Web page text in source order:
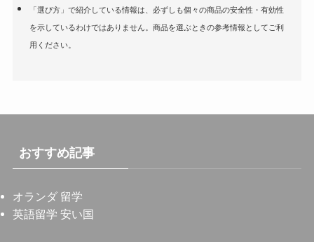
「選び方」で紹介している情報は、必ずしも個々の商品の安全性・有効性
を示しているわけではありません。商品を選ぶときの参考情報としてご利
用ください。
おすすめ記事
オランダ 留学
英語留学 安い国